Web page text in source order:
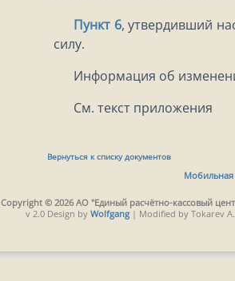
Пункт 6, утвердивший
силу.
Информация об
См. текст приложения
Вернуться к списку документов
Мобильная
Copyright © 2026 АО "Единый расчётно-кассовый
v 2.0 Design by Wolfgang | Modified by Tokarev